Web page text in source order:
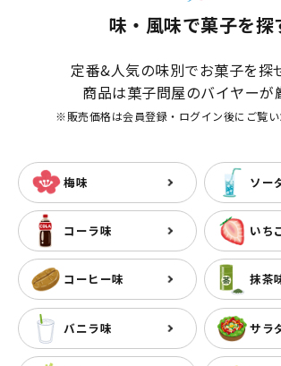
味・風味で菓子を探
定番&人気の味別でお菓子を探
商品は菓子問屋のバイヤーが
※販売価格は会員登録・ログイン後にご覧い
梅味 ソー
コーラ味 いち
コーヒー味 抹茶
バニラ味 サラ